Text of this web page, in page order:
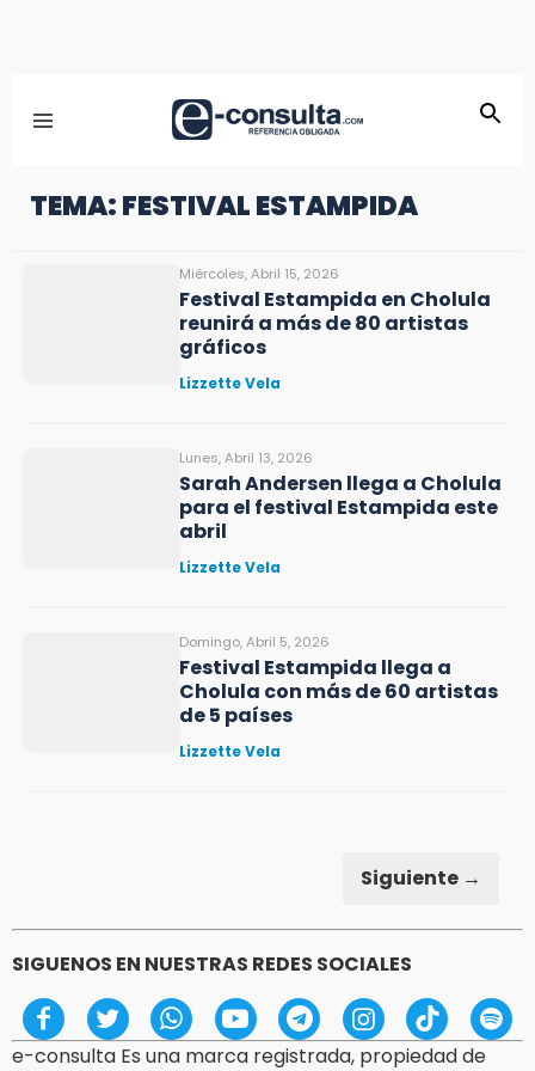
TEMA: FESTIVAL ESTAMPIDA
Miércoles, Abril 15, 2026
Festival Estampida en Cholula
reunirá a más de 80 artistas
gráficos
Lizzette Vela
Lunes, Abril 13, 2026
Sarah Andersen llega a Cholula
para el festival Estampida este
abril
Lizzette Vela
Domingo, Abril 5, 2026
Festival Estampida llega a
Cholula con más de 60 artistas
de 5 países
Lizzette Vela
Siguiente →
SIGUENOS EN NUESTRAS REDES SOCIALES
e-consulta Es una marca registrada, propiedad de